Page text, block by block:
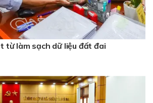
từ làm sạch dữ liệu đất đai